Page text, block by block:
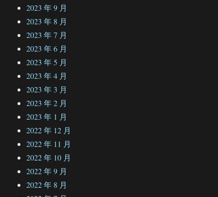
2023 年 9 月
2023 年 8 月
2023 年 7 月
2023 年 6 月
2023 年 5 月
2023 年 4 月
2023 年 3 月
2023 年 2 月
2023 年 1 月
2022 年 12 月
2022 年 11 月
2022 年 10 月
2022 年 9 月
2022 年 8 月